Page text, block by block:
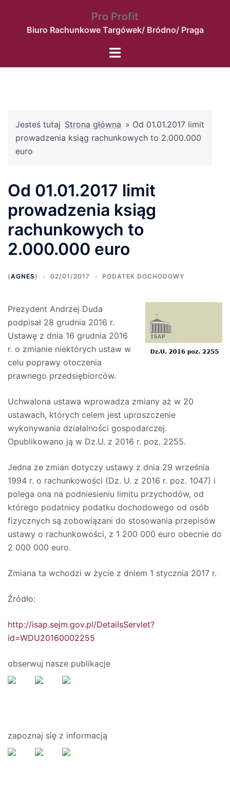
Pro Profit
Biuro Rachunkowe Targówek/ Bródno/ Praga
Menu
Jesteś tutaj Strona główna » Od 01.01.2017 limit
prowadzenia ksiąg rachunkowych to 2.000.000
euro
Od 01.01.2017 limit
prowadzenia ksiąg
rachunkowych to
2.000.000 euro
(AGNES) 02/01/2017 PODATEK DOCHODOWY
Prezydent Andrzej Duda
podpisał 28 grudnia 2016 r.
Ustawę z dnia 16 grudnia 2016
r. o zmianie niektórych ustaw w
celu poprawy otoczenia
prawnego przedsiębiorców.
Uchwalona ustawa wprowadza zmiany aż w 20
ustawach, których celem jest uproszczenie
wykonywania działalności gospodarczej.
Opublikowano ją w Dz.U. z 2016 r. poz. 2255.
Jedna ze zmian dotyczy ustawy z dnia 29 września
1994 r. o rachunkowości (Dz. U. z 2016 r. poz. 1047) i
polega ona na podniesieniu limitu przychodów, od
którego podatnicy podatku dochodowego od osób
fizycznych są zobowiązani do stosowania przepisów
ustawy o rachunkowości, z 1 200 000 euro obecnie do
2 000 000 euro.
Zmiana ta wchodzi w życie z dniem 1 stycznia 2017 r.
Źródło:
http://isap.sejm.gov.pl/DetailsServlet?
id=WDU20160002255
obserwuj nasze publikacje
zapoznaj się z informacją